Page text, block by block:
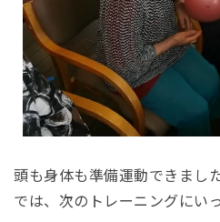
頭も身体も準備運動できまし
では、次のトレーニングにい